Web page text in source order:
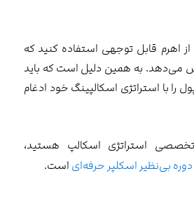
از اهرم قابل توجهی استفاده کنید که
می‌دهد. به همین دلیل است که باید
را با استراتژی اسکالپینگ خود ادغام
تخصصی استراتژی اسکالپ هستید،
دوره بی‌نظیر اسکلپر حرفه‌ای است.